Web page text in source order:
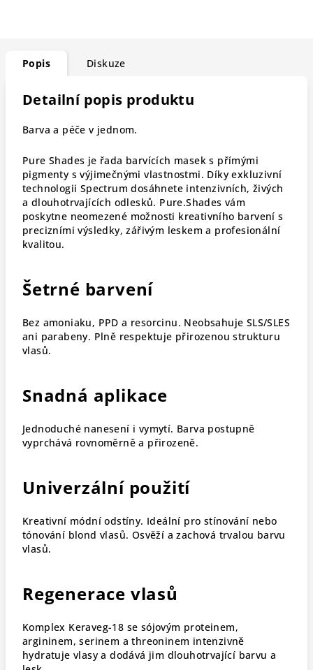
Popis Diskuze
Detailní popis produktu
Barva a péče v jednom.
Pure Shades je řada barvících masek s přímými
pigmenty s výjimečnými vlastnostmi. Díky exkluzivní
technologii Spectrum dosáhnete intenzivních, živých
a dlouhotrvajících odlesků. Pure.Shades vám
poskytne neomezené možnosti kreativního barvení s
precizními výsledky, zářivým leskem a profesionální
kvalitou.
Šetrné barvení
Bez amoniaku, PPD a resorcinu. Neobsahuje SLS/SLES
ani parabeny. Plně respektuje přirozenou strukturu
vlasů.
Snadná aplikace
Jednoduché nanesení i vymytí. Barva postupně
vyprchává rovnoměrně a přirozeně.
Univerzální použití
Kreativní módní odstíny. Ideální pro stínování nebo
tónování blond vlasů. Osvěží a zachová trvalou barvu
vlasů.
Regenerace vlasů
Komplex Keraveg-18 se sójovým proteinem,
argininem, serinem a threoninem intenzivně
hydratuje vlasy a dodává jim dlouhotrvající barvu a